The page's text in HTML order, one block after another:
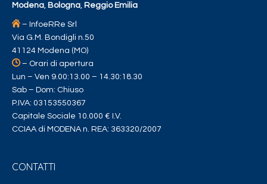
Modena Bologna Reggio Emilia
– InfoeRRe Srl
Via G.M. Bondigli n.50
41124 Modena (MO)
– Orari di apertura
Lun – Ven 9.00:13.00 – 14.30:18.30
Sab – Dom: Chiuso
P.IVA: 03153550367
Capitale Sociale 10.000 € I.V.
CCIAA di MODENA n. REA: 363320/2007
CONTATTI